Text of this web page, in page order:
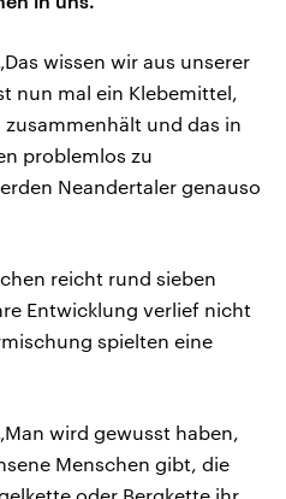
wissen wir aus unserer
nun mal ein Klebemittel,
und das in
problemlos zu
Neandertaler genauso
reicht rund sieben
Entwicklung verlief nicht
spielten eine
wird gewusst haben,
Menschen gibt, die